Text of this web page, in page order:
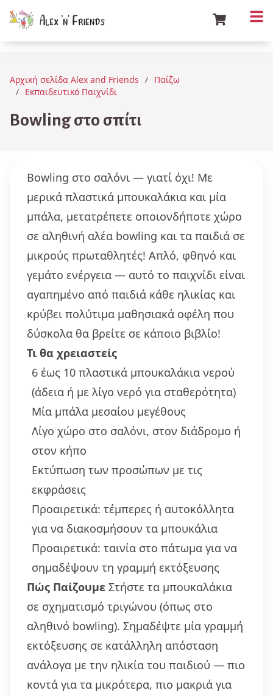
Αρχική σελίδα Alex and Friends
Παίζω
Εκπαιδευτικό Παιχνίδι
Bowling στο σπίτι
Βowling στο σαλόνι — γιατί όχι! Με
μερικά πλαστικά μπουκαλάκια και μία
μπάλα, μετατρέπετε οποιονδήποτε χώρο
σε αληθινή αλέα bowling και τα παιδιά σε
μικρούς πρωταθλητές! Απλό, φθηνό και
γεμάτο ενέργεια — αυτό το παιχνίδι είναι
αγαπημένο από παιδιά κάθε ηλικίας και
κρύβει πολύτιμα μαθησιακά οφέλη που
δύσκολα θα βρείτε σε κάποιο βιβλίο!
Τι θα χρειαστείς
6 έως 10 πλαστικά μπουκαλάκια νερού
(άδεια ή με λίγο νερό για σταθερότητα)
Μία μπάλα μεσαίου μεγέθους
Λίγο χώρο στο σαλόνι, στον διάδρομο ή
στον κήπο
Εκτύπωση των προσώπων με τις
εκφράσεις
Προαιρετικά: τέμπερες ή αυτοκόλλητα
για να διακοσμήσουν τα μπουκάλια
Προαιρετικά: ταινία στο πάτωμα για να
σημαδέψουν τη γραμμή εκτόξευσης
Πώς Παίζουμε Στήστε τα μπουκαλάκια
σε σχηματισμό τριγώνου (όπως στο
αληθινό bowling). Σημαδέψτε μία γραμμή
εκτόξευσης σε κατάλληλη απόσταση
ανάλογα με την ηλικία του παιδιού — πιο
κοντά για τα μικρότερα, πιο μακριά για